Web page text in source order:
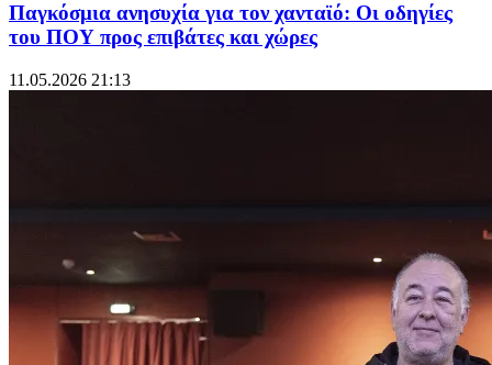
Παγκόσμια ανησυχία για τον χανταϊό: Οι οδηγίες
του ΠΟΥ προς επιβάτες και χώρες
11.05.2026 21:13